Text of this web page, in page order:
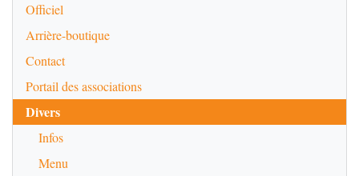
Officiel
Arrière-boutique
Contact
Portail des associations
Divers
Infos
Menu